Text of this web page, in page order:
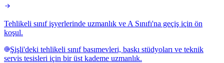
Tehlikeli sınıf işyerlerinde uzmanlık ve A Sınıfı'na geçiş için ön
koşul.
Şişli'deki tehlikeli sınıf basımevleri, baskı stüdyoları ve teknik
servis tesisleri için bir üst kademe uzmanlık.